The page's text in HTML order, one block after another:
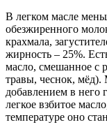
В легком масле
обезжиренного
крахмала,
жирность – 25%.
масло, смешанное с
травы, чеснок,
добавлением в него
легкое взбитое
температуре оно